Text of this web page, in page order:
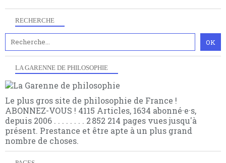
RECHERCHE
LA GARENNE DE PHILOSOPHIE
Le plus gros site de philosophie de France !
ABONNEZ-VOUS ! 4115 Articles, 1634 abonné·e·s,
depuis 2006 . . . . . . . . 2 852 214 pages vues jusqu'à
présent. Prestance et être apte à un plus grand
nombre de choses.
choses.